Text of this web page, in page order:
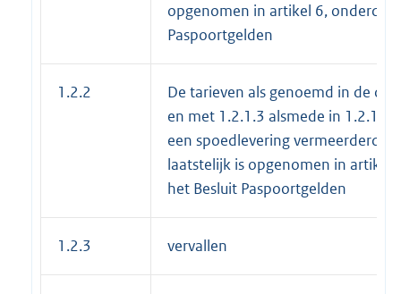
opgenomen in artikel 6,
Paspoortgelden
1.2.2
De tarieven als genoemd in de
en met 1.2.1.3 alsmede in 1.2.1.6
een spoedlevering vermeerderd
laatstelijk is opgenomen in artikel
het Besluit Paspoortgelden
1.2.3 vervallen